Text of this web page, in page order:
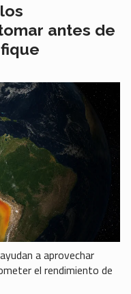
antes de
a aprovechar
el rendimiento de